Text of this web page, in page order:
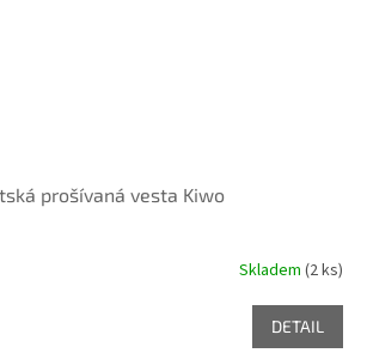
prošívaná vesta Kiwo
Skladem (2 ks)
DETAIL